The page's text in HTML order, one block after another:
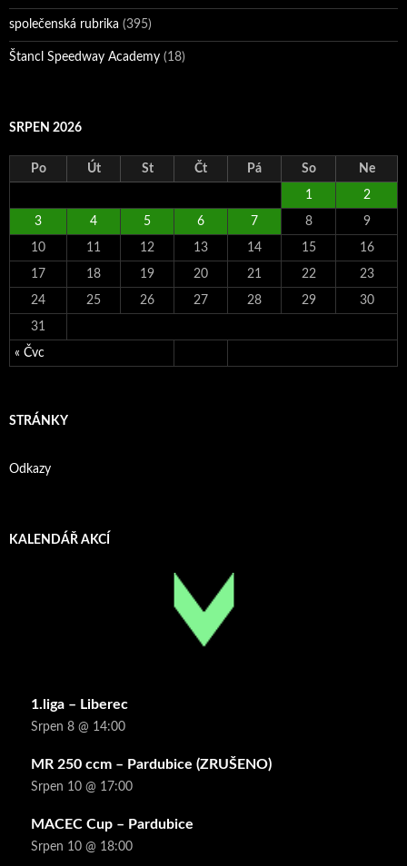
společenská rubrika (395)
Štancl Speedway Academy (18)
SRPEN 2026
Po Út St Čt Pá So Ne
« Čvc
1 2
3 4 5 6 7 8 9
10 11 12 13 14 15 16
17 18 19 20 21 22 23
24 25 26 27 28 29 30
31
STRÁNKY
Odkazy
KALENDÁŘ AKCÍ
1.liga – Liberec
Srpen 8 @ 14:00
MR 250 ccm – Pardubice (ZRUŠENO)
Srpen 10 @ 17:00
MACEC Cup – Pardubice
Srpen 10 @ 18:00